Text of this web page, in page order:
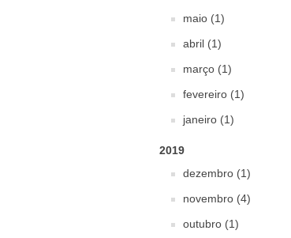
maio (1)
abril (1)
março (1)
fevereiro (1)
janeiro (1)
2019
dezembro (1)
novembro (4)
outubro (1)